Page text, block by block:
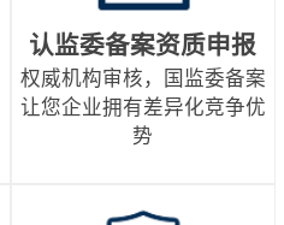
认监委备案资质申报
权威机构审核，国监委备案
让您企业拥有差异化竞争优
势